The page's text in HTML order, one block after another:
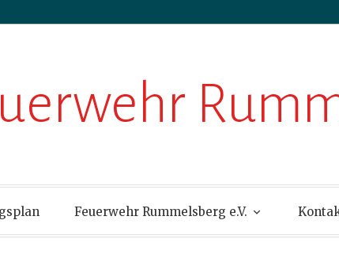
Feuerwehr Rummelsberg e.V.